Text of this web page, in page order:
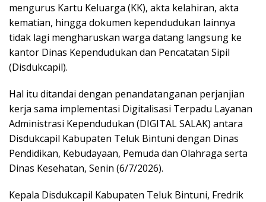
mengurus Kartu Keluarga (KK), akta kelahiran, akta
kematian, hingga dokumen kependudukan lainnya
tidak lagi mengharuskan warga datang langsung ke
kantor Dinas Kependudukan dan Pencatatan Sipil
(Disdukcapil).
Hal itu ditandai dengan penandatanganan perjanjian
kerja sama implementasi Digitalisasi Terpadu Layanan
Administrasi Kependudukan (DIGITAL SALAK) antara
Disdukcapil Kabupaten Teluk Bintuni dengan Dinas
Pendidikan, Kebudayaan, Pemuda dan Olahraga serta
Dinas Kesehatan, Senin (6/7/2026).
Kepala Disdukcapil Kabupaten Teluk Bintuni, Fredrik